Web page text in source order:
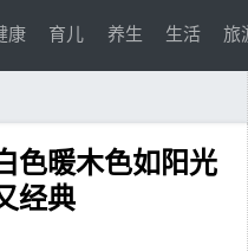
康 育儿 养生 生活 旅
色暖木色如阳光
经典